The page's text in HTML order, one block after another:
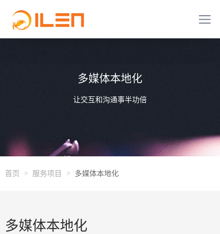
多媒体本地化
让交互和沟通事半功倍
首页 > 服务项目 > 多媒体本地化
多媒体本地化